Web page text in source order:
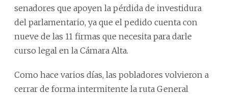
senadores que apoyen la pérdida de investidura
del parlamentario, ya que el pedido cuenta con
nueve de las 11 firmas que necesita para darle
curso legal en la Cámara Alta.
Como hace varios días, las pobladores volvieron a
cerrar de forma intermitente la ruta General